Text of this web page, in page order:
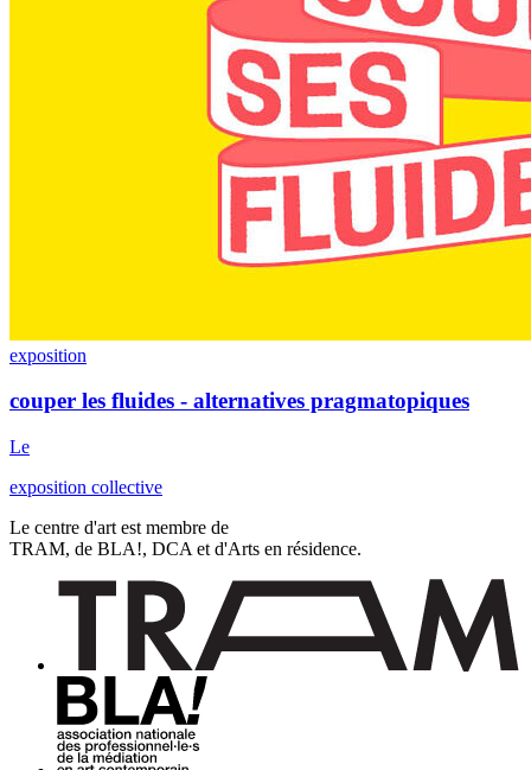
exposition
couper les fluides - alternatives pragmatopiques
Le
exposition collective
Le centre d'art est membre de
TRAM, de BLA!, DCA et d'Arts en résidence.